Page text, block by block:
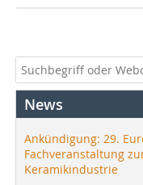
News
Ankündigung: 29.
Fachveranstaltung
Keramikindustrie